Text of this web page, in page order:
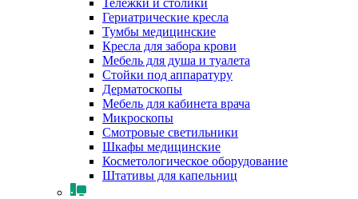
Тележки и столики
Гериатрические кресла
Тумбы медицинские
Кресла для забора крови
Мебель для душа и туалета
Стойки под аппаратуру
Дерматоскопы
Мебель для кабинета врача
Микроскопы
Смотровые светильники
Шкафы медицинские
Косметологическое оборудование
Штативы для капельниц